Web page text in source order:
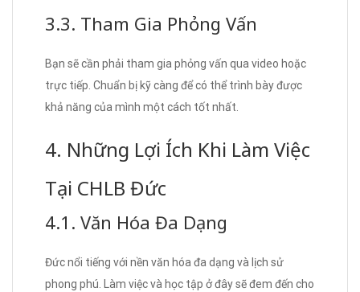
3.3. Tham Gia Phỏng Vấn
Bạn sẽ cần phải tham gia phỏng vấn qua video hoặc
trực tiếp. Chuẩn bị kỹ càng để có thể trình bày được
khả năng của mình một cách tốt nhất.
4. Những Lợi Ích Khi Làm Việc
Tại CHLB Đức
4.1. Văn Hóa Đa Dạng
Đức nổi tiếng với nền văn hóa đa dạng và lịch sử
phong phú. Làm việc và học tập ở đây sẽ đem đến cho